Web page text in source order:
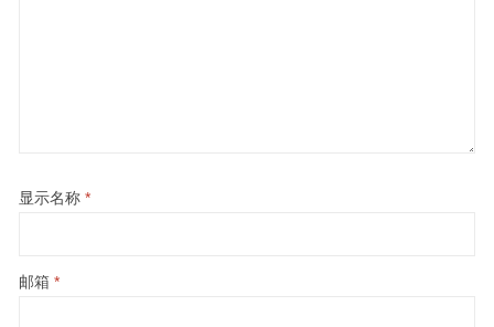
显示名称 *
邮箱 *